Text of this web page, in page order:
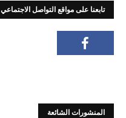
تابعنا على مواقع التواصل الاجتماعي
المنشورات الشائعة